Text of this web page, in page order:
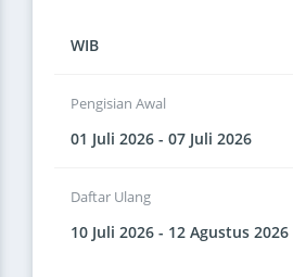
WIB
Pengisian Awal
01 Juli 2026 - 07 Juli 2026
Daftar Ulang
10 Juli 2026 - 12 Agustus 2026